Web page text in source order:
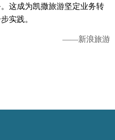
这成为凯撒旅游坚定业务转
实践。
——新浪旅游